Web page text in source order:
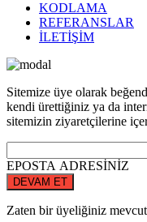
KODLAMA
REFERANSLAR
İLETİŞİM
Sitemize üye olarak
kendi ürettiğiniz ya da
sitemizin ziyaretçilerine
EPOSTA ADRESİNİZ
DEVAM ET
Zaten bir üyeliğiniz